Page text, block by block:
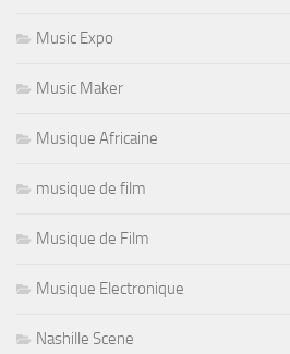
Music Expo
Music Maker
Musique Africaine
musique de film
Musique de Film
Musique Electronique
Nashille Scene